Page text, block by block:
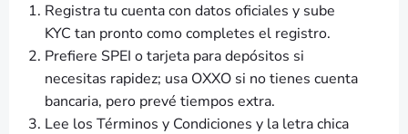
Registra tu cuenta con datos oficiales y sube
KYC tan pronto como completes el registro.
Prefiere SPEI o tarjeta para depósitos si
necesitas rapidez; usa OXXO si no tienes cuenta
bancaria, pero prevé tiempos extra.
Lee los Términos y Condiciones y la letra chica